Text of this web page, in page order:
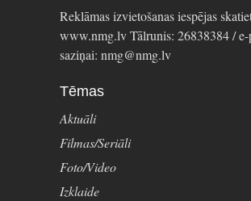
Reklāmas izvietošanas iespējas
www.nmg.lv Tālrunis: 26838384 / e-
saziņai: nmg@nmg.lv
Tēmas
Aktuāli
Filmas/Seriāli
Foto/Video
Izklaide